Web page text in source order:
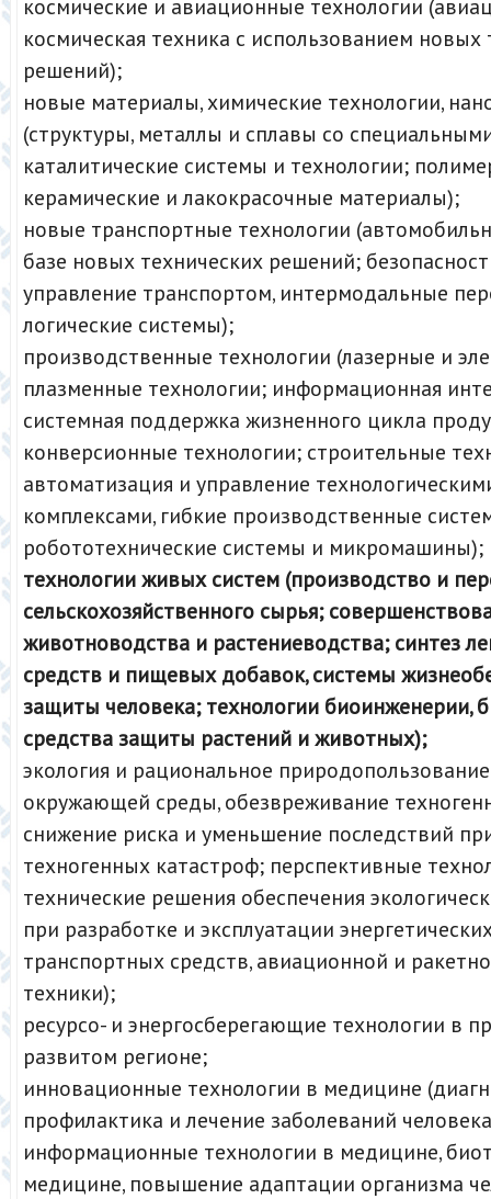
космические и авиационные технологии
космическая техника с использованием новых
решений);
новые материалы, химические технологии,
(структуры, металлы и сплавы со
каталитические системы и технологии;
керамические и лакокрасочные материалы);
новые транспортные технологии
базе новых технических решений;
управление транспортом, интермодальные
логические системы);
производственные технологии (лазерные и
плазменные технологии; информационная
системная поддержка жизненного цикла
конверсионные технологии; строительные
автоматизация и управление
комплексами, гибкие производственные
робототехнические системы и микромашины);
технологии живых систем (производство и
сельскохозяйственного сырья;
животноводства и растениеводства; синтез
средств и пищевых добавок, системы
защиты человека; технологии биоинженерии,
средства защиты растений и животных);
экология и рациональное
окружающей среды, обезвреживание
снижение риска и уменьшение последствий
техногенных катастроф; перспективные
технические решения обеспечения
при разработке и эксплуатации
транспортных средств, авиационной и
техники);
ресурсо- и энергосберегающие технологии в
развитом регионе;
инновационные технологии в медицине
профилактика и лечение заболеваний
информационные технологии в медицине,
медицине, повышение адаптации организма